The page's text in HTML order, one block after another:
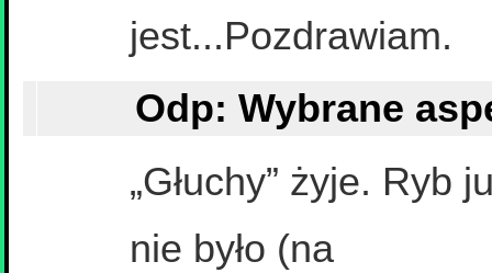
jest...Pozdrawiam.
„Głuchy” żyje. Ryb
nie było (na